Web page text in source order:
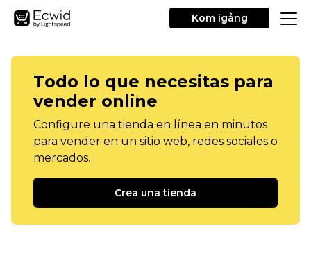
Kom igång
Todo lo que necesitas para
vender online
Configure una tienda en línea en minutos
para vender en un sitio web, redes sociales o
mercados.
Crea una tienda